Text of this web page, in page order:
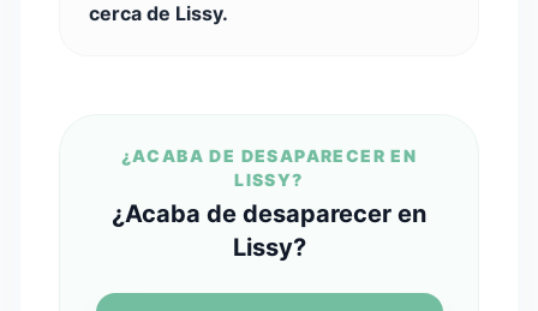
cerca de Lissy.
¿ACABA DE DESAPARECER EN
LISSY?
¿Acaba de desaparecer en
Lissy?